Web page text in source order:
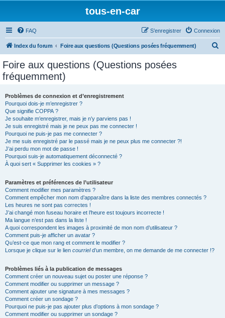
tous-en-car
FAQ Connexion
S’enregistrer
Index du forum Foire aux questions (Questions posées fréquemment)
Foire aux questions (Questions posées
fréquemment)
Problèmes de connexion et d’enregistrement
Pourquoi dois-je m’enregistrer ?
Que signifie COPPA ?
Je souhaite m’enregistrer, mais je n’y parviens pas !
Je suis enregistré mais je ne peux pas me connecter !
Pourquoi ne puis-je pas me connecter ?
Je me suis enregistré par le passé mais je ne peux plus me connecter ?!
J’ai perdu mon mot de passe !
Pourquoi suis-je automatiquement déconnecté ?
À quoi sert « Supprimer les cookies » ?
Paramètres et préférences de l’utilisateur
Comment modifier mes paramètres ?
Comment empêcher mon nom d’apparaître dans la liste des membres connectés ?
Les heures ne sont pas correctes !
J’ai changé mon fuseau horaire et l’heure est toujours incorrecte !
Ma langue n’est pas dans la liste !
A quoi correspondent les images à proximité de mon nom d’utilisateur ?
Comment puis-je afficher un avatar ?
Qu’est-ce que mon rang et comment le modifier ?
Lorsque je clique sur le lien courrield’un membre, on me demande de me connecter !?
Problèmes liés à la publication de messages
Comment créer un nouveau sujet ou poster une réponse ?
Comment modifier ou supprimer un message ?
Comment ajouter une signature à mes messages ?
Comment créer un sondage ?
Pourquoi ne puis-je pas ajouter plus d’options à mon sondage ?
Comment modifier ou supprimer un sondage ?